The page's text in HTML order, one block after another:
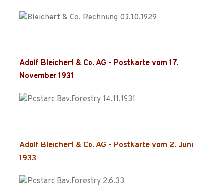
Adolf Bleichert & Co. AG – Postkarte vom 17.
November 1931
Adolf Bleichert & Co. AG – Postkarte vom 2. Juni
1933